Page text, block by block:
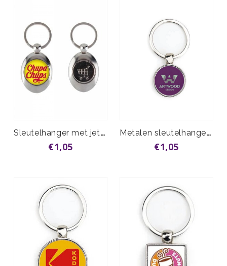
Sleutelhanger met jeton vanaf
€1,05
Metalen sleutelhanger S-Line rond 25mm
€1,05